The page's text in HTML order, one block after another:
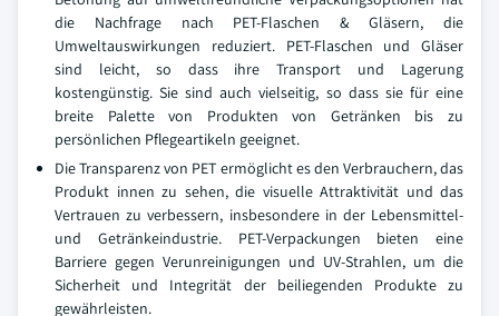
die Nachfrage nach PET-Flaschen & Gläsern, die
Umweltauswirkungen reduziert. PET-Flaschen und Gläser
sind leicht, so dass ihre Transport und Lagerung
kostengünstig. Sie sind auch vielseitig, so dass sie für eine
breite Palette von Produkten von Getränken bis zu
persönlichen Pflegeartikeln geeignet.
Die Transparenz von PET ermöglicht es den Verbrauchern, das
Produkt innen zu sehen, die visuelle Attraktivität und das
Vertrauen zu verbessern, insbesondere in der Lebensmittel-
und Getränkeindustrie. PET-Verpackungen bieten eine
Barriere gegen Verunreinigungen und UV-Strahlen, um die
Sicherheit und Integrität der beiliegenden Produkte zu
gewährleisten.